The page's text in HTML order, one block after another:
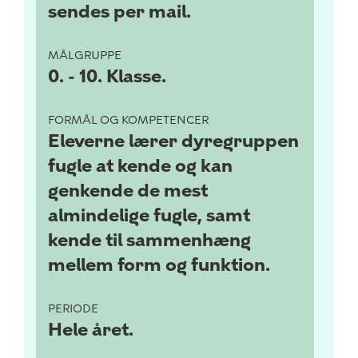
sendes per mail.
MÅLGRUPPE
0. - 10. Klasse.
FORMÅL OG KOMPETENCER
Eleverne lærer dyregruppen
fugle at kende og kan
genkende de mest
almindelige fugle, samt
kende til sammenhæng
mellem form og funktion.
PERIODE
Hele året.